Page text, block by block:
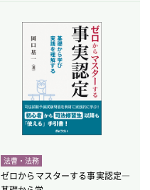
法曹・法務
ゼロからマスターする事実認定―